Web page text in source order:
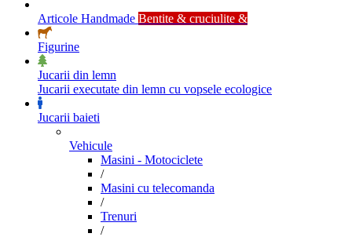
Articole Handmade Bentite & cruciulite &
Figurine
Jucarii din lemn
Jucarii executate din lemn cu vopsele ecologice
Jucarii baieti
Vehicule
Masini - Motociclete
/
Masini cu telecomanda
/
Trenuri
/